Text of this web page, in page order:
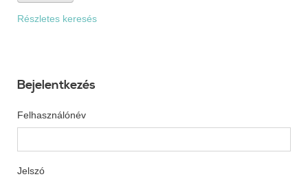
Részletes keresés
Bejelentkezés
Felhasználónév
Jelszó